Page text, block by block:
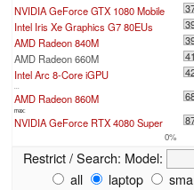
NVIDIA GeForce GTX 1080 Mobile
Intel Iris Xe Graphics G7 80EUs
AMD Radeon 840M
AMD Radeon 660M
Intel Arc 8-Core iGPU
...
AMD Radeon 860M
max:
NVIDIA GeForce RTX 4080 Super
0%
Restrict / Search: Model:
all
laptop